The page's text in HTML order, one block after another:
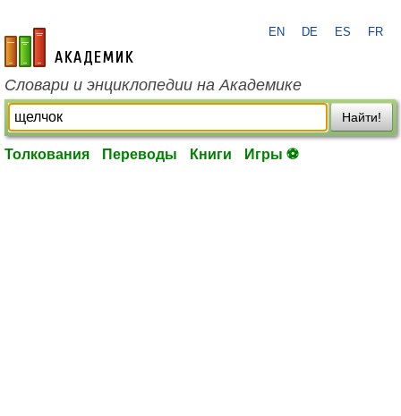
academic.ru
EN DE ES FR
Словари и энциклопедии на Академике
Найти!
Толкования Переводы Книги Игры ⚽